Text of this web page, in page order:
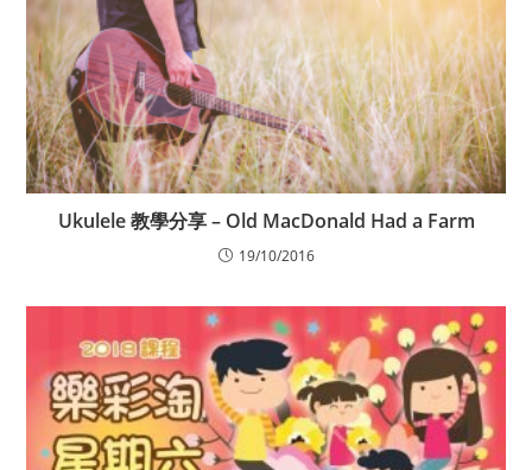
Ukulele 教學分享 – Old MacDonald Had a Farm
19/10/2016